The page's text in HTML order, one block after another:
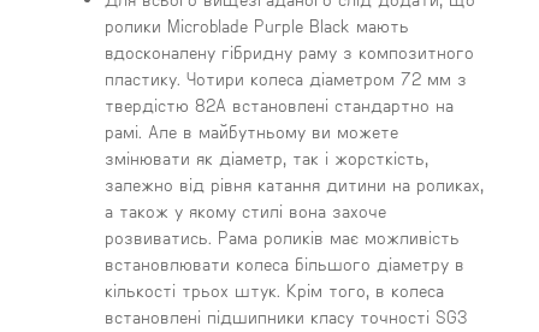
ролики Microblade Purple Black мають
вдосконалену гібридну раму з композитного
пластику. Чотири колеса діаметром 72 мм з
твердістю 82A встановлені стандартно на
рамі. Але в майбутньому ви можете
змінювати як діаметр, так і жорсткість,
залежно від рівня катання дитини на роликах,
а також у якому стилі вона захоче
розвиватись. Рама роликів має можливість
встановлювати колеса більшого діаметру в
кількості трьох штук. Крім того, в колеса
встановлені підшипники класу точності SG3